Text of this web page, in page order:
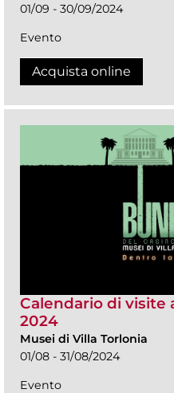
01/09 - 30/09/2024
Evento
Acquista online
Calendario di visite
2024
Musei di Villa Torlonia
01/08 - 31/08/2024
Evento